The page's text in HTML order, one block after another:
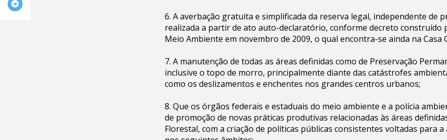
6. A averbação gratuita e simplificada da reserva legal, independente de
realizada a partir de ato auto-declaratório, conforme decreto construído
Meio Ambiente em novembro de 2009, o qual encontra-se ainda na Casa
7. A manutenção de todas as áreas definidas como de Preservação
inclusive o topo de morro, principalmente diante das catástrofes
como os deslizamentos e enchentes nos grandes centros urbanos;
8. Que os órgãos federais e estaduais do meio ambiente e a polícia
de promoção de novas práticas produtivas relacionadas às áreas
Florestal, com a criação de políticas públicas consistentes voltadas para